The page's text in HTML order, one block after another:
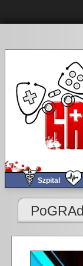
Szpital
Obchód tygodnia